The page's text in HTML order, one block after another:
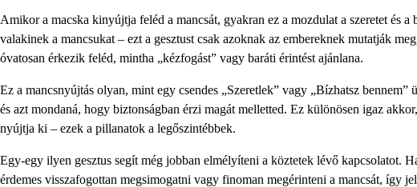
Amikor a macska kinyújtja feléd a mancsát, gyakran ez a mozdulat a szeretet és
valakinek a mancsukat – ezt a gesztust csak azoknak az embereknek mutatják
óvatosan érkezik feléd, mintha „kézfogást” vagy baráti érintést ajánlana.
Ez a mancsnyújtás olyan, mint egy csendes „Szeretlek” vagy „Bízhatsz
és azt mondaná, hogy biztonságban érzi magát melletted. Ez különösen igaz
nyújtja ki – ezek a pillanatok a legőszintébbek.
Egy-egy ilyen gesztus segít még jobban elmélyíteni a köztetek lévő kapcsolatot.
érdemes visszafogottan megsimogatni vagy finoman megérinteni a mancsát, így